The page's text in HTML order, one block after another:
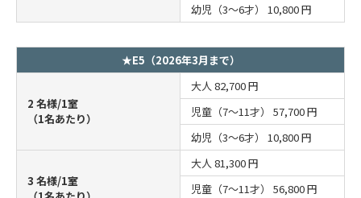
幼児（3～6才） 10,800 円
★E5（2026年3月まで）
2 名様/1室
（1名あたり）
大人 82,700 円
児童（7～11才） 57,700 円
幼児（3～6才） 10,800 円
3 名様/1室
大人 81,300 円
児童（7～11才） 56,800 円